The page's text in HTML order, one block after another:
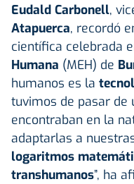
Eudald Carbonell,
Atapuerca, recordó
científica celebrada
Humana (MEH) de
humanos es la
tuvimos de pasar de
encontraban en la
adaptarlas a
logaritmos
transhumanos”, ha